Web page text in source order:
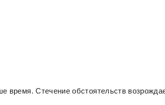
время. Стечение обстоятельств